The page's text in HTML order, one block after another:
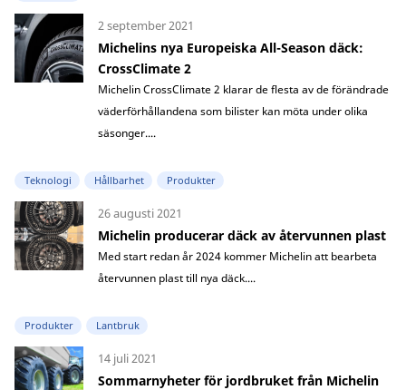
2 september 2021
Michelins nya Europeiska All-Season däck:
CrossClimate 2
Michelin CrossClimate 2 klarar de flesta av de förändrade
väderförhållandena som bilister kan möta under olika
säsonger....
Teknologi Hållbarhet Produkter
26 augusti 2021
Michelin producerar däck av återvunnen plast
Med start redan år 2024 kommer Michelin att bearbeta
återvunnen plast till nya däck....
Produkter Lantbruk
14 juli 2021
Sommarnyheter för jordbruket från Michelin